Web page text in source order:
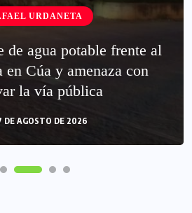
URDANETA
de agua potable frente al
en Cúa y amenaza con
la vía pública
DE AGOSTO DE 2026